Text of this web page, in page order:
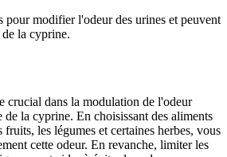
pour modifier l'odeur des urines et peuvent
la cyprine.
crucial dans la modulation de l'odeur
la cyprine. En choisissant des aliments
les légumes et certaines herbes, vous
cette odeur. En revanche, limiter les